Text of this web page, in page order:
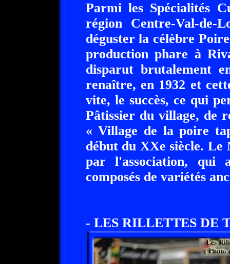
Parmi les Spécialités
région Centre-Val-de-
déguster la célèbre
production phare à
disparut brutalement
renaître, en 1932 et
vite, le succès, ce qui
Pâtissier du village, de
« Village de la poire
début du XXe siècle. Le
par l'association, qui
composés de variétés
- LES RILLETTES DE